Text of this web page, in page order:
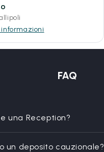
FAQ
una Reception?
un deposito cauzionale?